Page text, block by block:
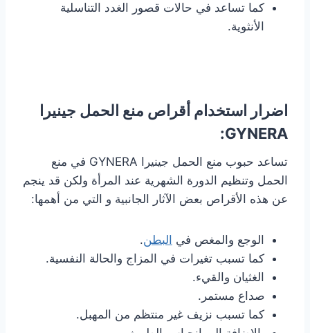
كما تساعد في حالات قصور الغدد التناسلية
الأنثوية.
اضرار استخدام أقراص منع الحمل جينيرا
GYNERA:
تساعد حبوب منع الحمل جينيرا GYNERA في منع
الحمل وتنظيم الدورة الشهرية عند المرأة ولكن قد ينجم
عن هذه الأقراص بعض الآثار الجانبية و التي من أهمها:
الوجع والمغص في البطن.
كما تسبب تغيرات في المزاج والحالة النفسية.
الغثيان والقيء.
صداع مستمر.
كما تسبب نزيف غير منتظم من المهبل.